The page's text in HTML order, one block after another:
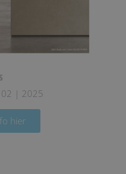
02 | 2025
hier